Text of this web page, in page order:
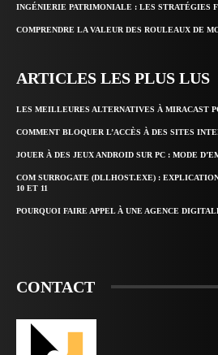
INGÉNIERIE PATRIMONIALE : LES STRATÉGIES
COMPRENDRE LA VALEUR DES ROULEAUX DE
ARTICLES LES PLUS LUS
LES MEILLEURES ALTERNATIVES À MIRACAST
COMMENT BLOQUER L’ACCÈS À DES SITES
JOUER À DES JEUX ANDROID SUR PC : MODE
COM SURROGATE (DLLHOST.EXE) :
10 ET 11
POURQUOI FAIRE APPEL À UNE AGENCE
CONTACT